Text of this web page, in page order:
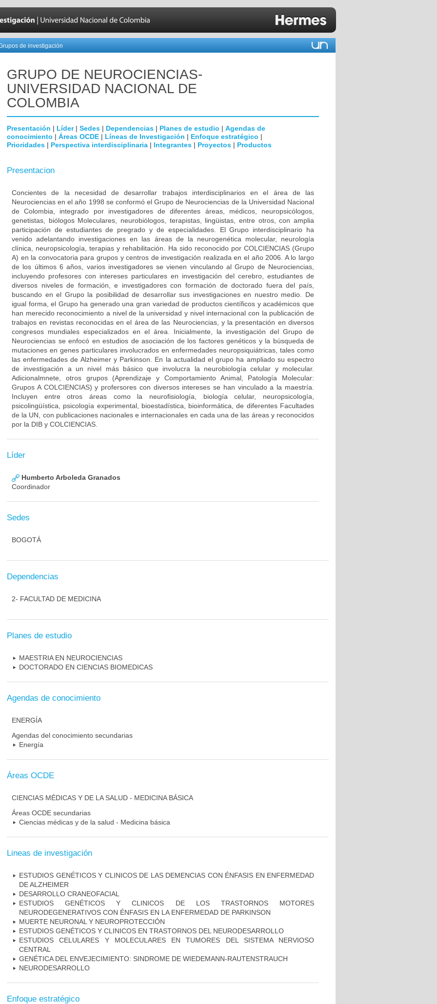
de investigación
GRUPO DE NEUROCIENCIAS-
UNIVERSIDAD NACIONAL DE
COLOMBIA
Presentación | Líder| Sedes | Dependencias | Planes de estudio | Agendas de
conocimiento | Áreas OCDE | Líneas de Investigación | Enfoque estratégico |
Prioridades | Perspectiva interdisciplinaria | Integrantes | Proyectos | Productos
Presentacion
Concientes de la necesidad de desarrollar trabajos interdisciplinarios en el área de las
Neurociencias en el año 1998 se conformó el Grupo de Neurociencias de la Universidad Nacional
de Colombia, integrado por investigadores de diferentes áreas, médicos, neuropsicólogos,
genetistas, biólogos Moleculares, neurobiólogos, terapistas, lingüistas, entre otros, con amplia
participación de estudiantes de pregrado y de especialidades. El Grupo interdisciplinario ha
venido adelantando investigaciones en las áreas de la neurogenética molecular, neurología
clínica, neuropsicología, terapias y rehabilitación. Ha sido reconocido por COLCIENCIAS (Grupo
A) en la convocatoria para grupos y centros de investigación realizada en el año 2006. A lo largo
de los últimos 6 años, varios investigadores se vienen vinculando al Grupo de Neurociencias,
incluyendo profesores con intereses particulares en investigación del cerebro, estudiantes de
diversos niveles de formación, e investigadores con formación de doctorado fuera del país,
buscando en el Grupo la posibilidad de desarrollar sus investigaciones en nuestro medio. De
igual forma, el Grupo ha generado una gran variedad de productos científicos y académicos que
han merecido reconocimiento a nivel de la universidad y nivel internacional con la publicación de
trabajos en revistas reconocidas en el área de las Neurociencias, y la presentación en diversos
congresos mundiales especializados en el área. Inicialmente, la investigación del Grupo de
Neurociencias se enfocó en estudios de asociación de los factores genéticos y la búsqueda de
mutaciones en genes particulares involucrados en enfermedades neuropsiquiátricas, tales como
las enfermedades de Alzheimer y Parkinson. En la actualidad el grupo ha ampliado su espectro
de investigación a un nivel más básico que involucra la neurobiología celular y molecular.
Adicionalmnete, otros grupos (Aprendizaje y Comportamiento Animal, Patología Molecular:
Grupos A COLCIENCIAS) y profersores con diversos intereses se han vinculado a la maestría.
Incluyen entre otros áreas como la neurofisiología, biología celular, neuropsicología,
psicolingüística, psicología experimental, bioestadística, bioinformática, de diferentes Facultades
de la UN, con publicaciones nacionales e internacionales en cada una de las áreas y reconocidos
por la DIB y COLCIENCIAS.
Líder
Humberto Arboleda Granados
Coordinador
Sedes
BOGOTÁ
Dependencias
2- FACULTAD DE MEDICINA
Planes de estudio
MAESTRIA EN NEUROCIENCIAS
DOCTORADO EN CIENCIAS BIOMEDICAS
Agendas de conocimiento
ENERGÍA
Agendas del conocimiento secundarias
Energía
Áreas OCDE
CIENCIAS MÉDICAS Y DE LA SALUD - MEDICINA BÁSICA
Áreas OCDE secundarias
Ciencias médicas y de la salud - Medicina básica
Lineas de investigación
ESTUDIOS GENÉTICOS Y CLINICOS DE LAS DEMENCIAS CON ÉNFASIS EN ENFERMEDAD
DE ALZHEIMER
DESARROLLO CRANEOFACIAL
ESTUDIOS GENÉTICOS Y CLINICOS DE LOS TRASTORNOS MOTORES
NEURODEGENERATIVOS CON ÉNFASIS EN LA ENFERMEDAD DE PARKINSON
MUERTE NEURONAL Y NEUROPROTECCIÓN
ESTUDIOS GENÉTICOS Y CLINICOS EN TRASTORNOS DEL NEURODESARROLLO
ESTUDIOS CELULARES Y MOLECULARES EN TUMORES DEL SISTEMA NERVIOSO
CENTRAL
GENÉTICA DEL ENVEJECIMIENTO: SINDROME DE WIEDEMANN-RAUTENSTRAUCH
NEURODESARROLLO
Enfoque estratégico